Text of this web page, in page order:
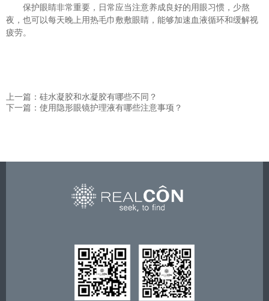
保护眼睛非常重要，日常应当注意养成良好的用眼习惯，少熬
夜，也可以每天晚上用热毛巾敷敷眼睛，能够加速血液循环和缓解视
疲劳。
上一篇：硅水凝胶和水凝胶有哪些不同？
下一篇：使用隐形眼镜护理液有哪些注意事项？